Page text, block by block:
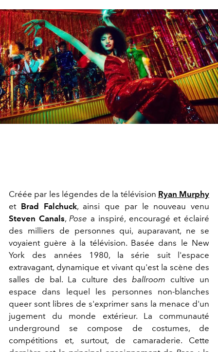
Créée par les légendes de la télévision Ryan Murphy
et Brad Falchuck, ainsi que par le nouveau venu
Steven Canals,Pose a inspiré, encouragé et éclairé
des milliers de personnes qui, auparavant, ne se
voyaient guère à la télévision. Basée dans le New
York des années 1980, la série suit l'espace
extravagant, dynamique et vivant qu'est la scène des
salles de bal. La culture des ballroom cultive un
espace dans lequel les personnes non-blanches
queer sont libres de s'exprimer sans la menace d'un
jugement du monde extérieur. La communauté
underground se compose de costumes, de
compétitions et, surtout, de camaraderie. Cette